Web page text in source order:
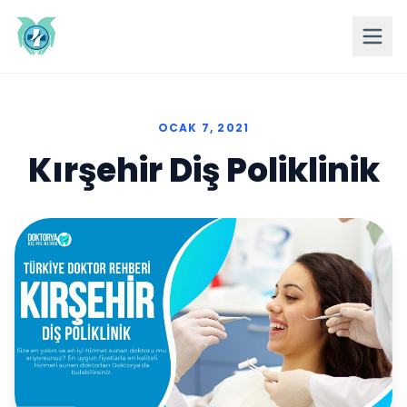
OCAK 7, 2021
Kırşehir Diş Poliklinik